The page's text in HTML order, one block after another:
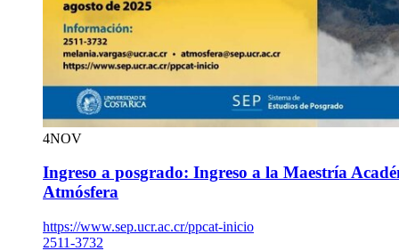
4NOV
Ingreso a posgrado: Ingreso a la Maestría
Atmósfera
https://www.sep.ucr.ac.cr/ppcat-inicio
2511-3732